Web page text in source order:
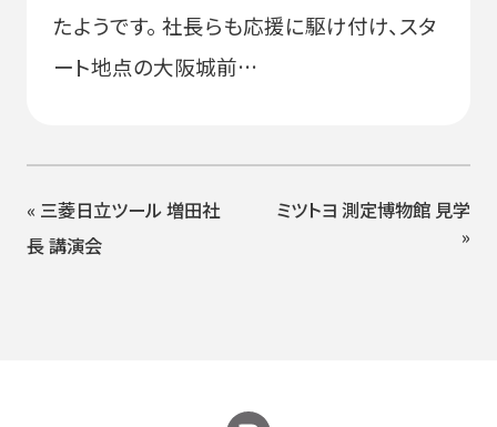
たようです。 社長らも応援に駆け付け、スタ
ート地点の大阪城前…
« 三菱日立ツール 増田社
長 講演会
ミツトヨ 測定博物館 見学
»